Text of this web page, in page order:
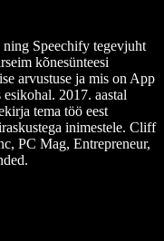
Speechify tegevjuht
kõnesünteesi
arvustuse ja mis on App
2017. aastal
tema töö eest
inimestele. Cliff
PC Mag, Entrepreneur,